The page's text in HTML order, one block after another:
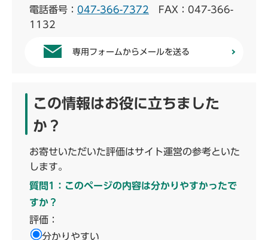
電話番号： 047-366-7372 FAX：047-366-
1132
専用フォームからメールを送る
この情報はお役に立ちました
か？
お寄せいただいた評価はサイト運営の参考といた
します。
質問1：このページの内容は分かりやすかったで
すか？
評価：
分かりやすい